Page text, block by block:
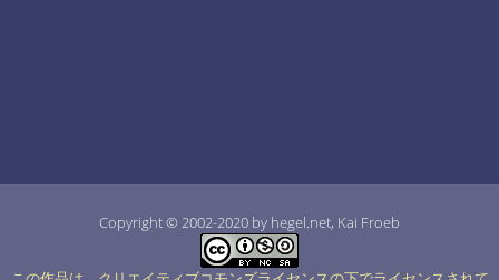
Copyright © 2002-2020 by hegel.net, Kai Froeb